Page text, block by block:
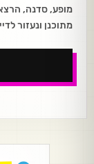
מופע, סדנה,
מתוכנן ונעזור